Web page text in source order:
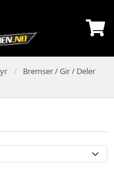
Bremser / Gir / Deler